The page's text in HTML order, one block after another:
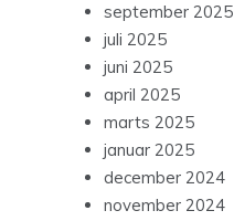
september 2025
juli 2025
juni 2025
april 2025
marts 2025
januar 2025
december 2024
november 2024